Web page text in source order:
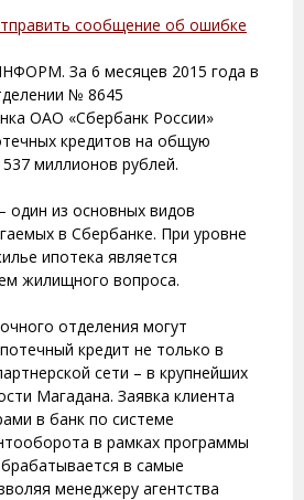
сообщение об ошибке
За 6 месяцев 2015 года в
№ 8645
ОАО «Сбербанк России»
кредитов на общую
миллионов рублей.
из основных видов
в Сбербанке. При уровне
ипотека является
жилищного вопроса.
отделения могут
кредит не только в
сети – в крупнейших
Магадана. Заявка клиента
в банк по системе
в рамках программы
в самые
менеджеру агентства